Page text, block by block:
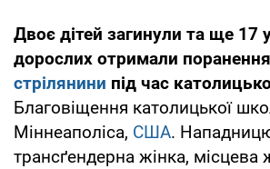
Двоє дітей загинули та ще 17
дорослих отримали
стрілянини під час
Благовіщення католицької
Міннеаполіса, США.
трансґендерна жінка, місцева